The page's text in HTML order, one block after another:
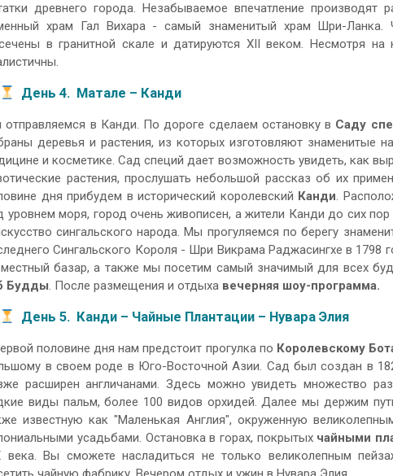
древнего города. Незабываемое впечатление производят
храм Гал Вихара - самый знаменитый храм Шри-Ланка.
в гранитной скале и датируются XII веком. Несмотря на
День 4. Матале – Канди
в Канди. По дороге сделаем остановку в Саду
деревья и растения, из которых изготовляют знаменитые
и косметике. Сад специй дает возможность увидеть, как
растения, прослушать небольшой рассказ об их
дня прибудем в исторический королевский Канди.
уровнем моря, город очень живописен, а жители Канди до сих
сингальского народа. Мы прогуляемся по берегу
Сингальского Короля - Шри Викрама Раджасингхе в 1798
базар, а также мы посетим самый значимый для всех
Будды. После размещения и отдыха вечерняя шоу-программа.
День 5. Канди – Чайные Плантации – Нувара Элия
половине дня нам предстоит прогулка по Королевскому
в своем роде в Юго-Восточной Азии. Сад был создан в
расширен англичанами. Здесь можно увидеть множество
виды пальм, более 100 видов орхидей. Далее мы держим
известную как "Маленькая Англия", окруженную
усадьбами. Остановка в горах, покрытых чайными
века. Вы сможете насладиться не только великолепным